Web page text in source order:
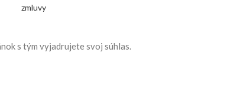
zmluvy
s tým vyjadrujete svoj súhlas.